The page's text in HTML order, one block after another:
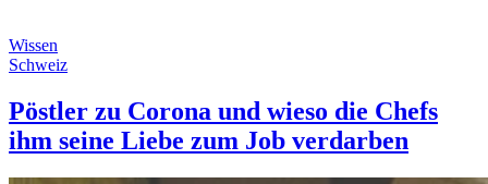
Wissen
Schweiz
Pöstler zu Corona und wieso die Chefs
ihm seine Liebe zum Job verdarben